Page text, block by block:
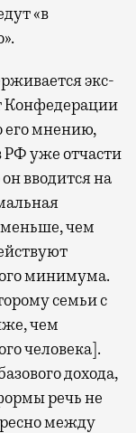
«в
экс-
Конфедерации
его мнению,
РФ уже отчасти
вводится на
меньше, чем
минимума.
семьи с
чем
человека].
дохода,
речь не
между